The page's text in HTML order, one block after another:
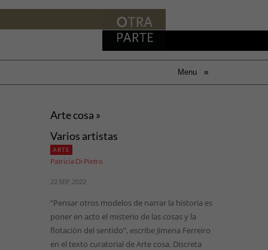
Menu ≡
Arte cosa »
Varios artistas
ARTE
Patricia Di Pietro
22 SEP, 2022
“Pensar otros modelos de narrar la historia es
poner en acto el misterio de las cosas y la
flotación del sentido”, escribe Jimena Ferreiro
en el texto curatorial de Arte cosa. Discreta